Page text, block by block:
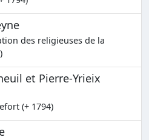
des religieuses de la
et Pierre-Yrieix
(+ 1794)